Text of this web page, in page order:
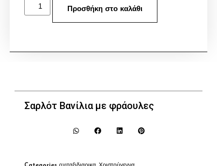
Προσθήκη στο καλάθι
Σαρλότ Βανίλια με φράουλες